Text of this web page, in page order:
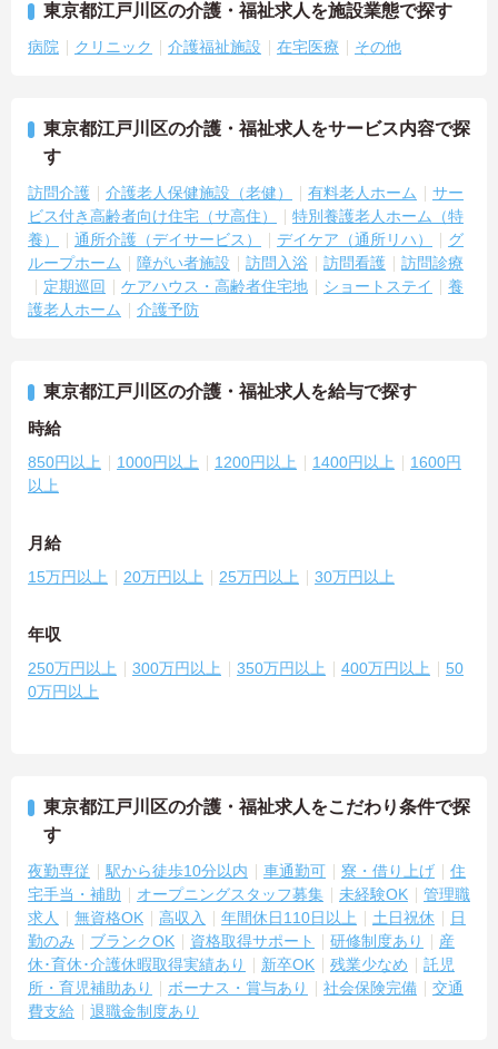
東京都江戸川区の介護・福祉求人を施設業態で探す
病院 クリニック 介護福祉施設 在宅医療 その他
東京都江戸川区の介護・福祉求人をサービス内容で探
す
訪問介護 介護老人保健施設（老健） 有料老人ホーム
サー
ビス付き高齢者向け住宅（サ高住）
特別養護老人ホーム（特
養）
通所介護（デイサービス） デイケア（通所リハ）
グ
ループホーム
障がい者施設 訪問入浴 訪問看護
訪問診療
定期巡回
ケアハウス・高齢者住宅地 ショートステイ
養
護老人ホーム
介護予防
東京都江戸川区の介護・福祉求人を給与で探す
時給
850円以上 1000円以上 1200円以上 1400円以上
1600円
以上
月給
15万円以上 20万円以上 25万円以上 30万円以上
年収
250万円以上 300万円以上 350万円以上 400万円以上
50
0万円以上
東京都江戸川区の介護・福祉求人をこだわり条件で探
す
夜勤専従 駅から徒歩10分以内 車通勤可 寮・借り上げ
住
宅手当・補助
オープニングスタッフ募集 未経験OK
管理職
求人
無資格OK 高収入 年間休日110日以上 土日祝休
日
勤のみ
ブランクOK 資格取得サポート 研修制度あり
産
休･育休･介護休暇取得実績あり
新卒OK 残業少なめ
託児
所・育児補助あり
ボーナス・賞与あり 社会保険完備
交通
費支給
退職金制度あり